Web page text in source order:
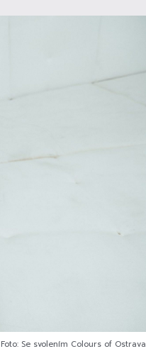
Foto: Se svolením Colours of Ostrava